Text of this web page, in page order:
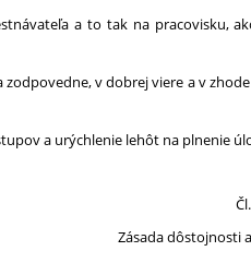
a to tak na pracovisku,
v dobrej viere a v
a urýchlenie lehôt na plnenie
Zásada dôstojnosti